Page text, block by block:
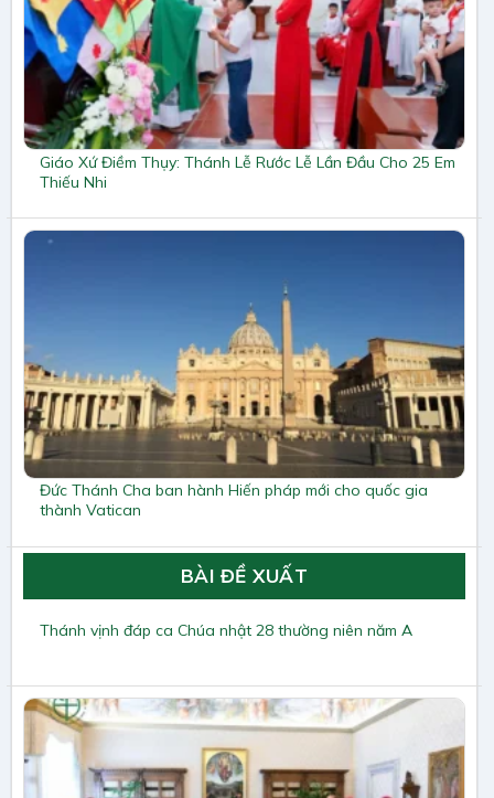
Giáo Xứ Điềm Thụy: Thánh Lễ Rước Lễ Lần Đầu Cho 25 Em
Thiếu Nhi
Đức Thánh Cha ban hành Hiến pháp mới cho quốc gia
thành Vatican
BÀI ĐỀ XUẤT
Thánh vịnh đáp ca Chúa nhật 28 thường niên năm A